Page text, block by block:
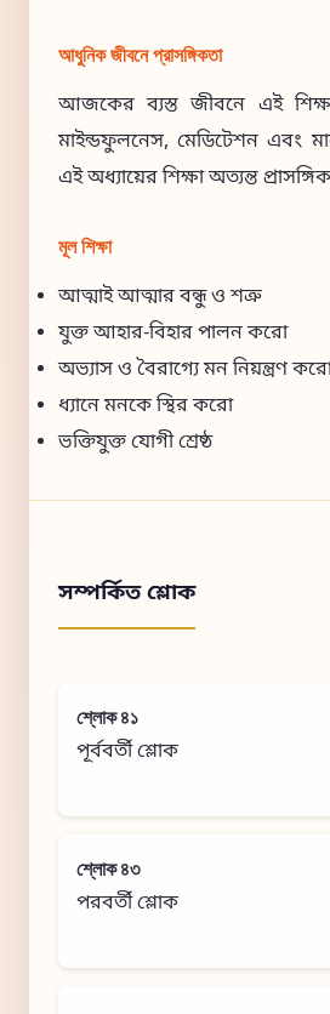
আধুনিক জীবনে প্রাসঙ্গিকতা
আজকের ব্যস্ত জীবনে এই শিক্ষা
মাইন্ডফুলনেস, মেডিটেশন এবং
এই অধ্যায়ের শিক্ষা অত্যন্ত
মূল শিক্ষা
আত্মাই আত্মার বন্ধু ও শত্রু
যুক্ত আহার-বিহার পালন করো
অভ্যাস ও বৈরাগ্যে মন নিয়ন্ত্রণ
ধ্যানে মনকে স্থির করো
ভক্তিযুক্ত যোগী শ্রেষ্ঠ
সম্পর্কিত শ্লোক
শ্লোক ৪১
পূর্ববর্তী শ্লোক
শ্লোক ৪৩
পরবর্তী শ্লোক